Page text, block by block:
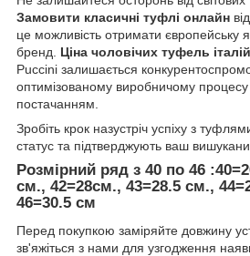
Замовити класичні туфлі онлайн
це можливість отримати європейську
бренд. Ціна чоловічих туфель
Puccini залишається
оптимізованому виробничому
постачанням.
Зробіть крок назустріч успіху з
статус та підтверджують ваш
Розмірний ряд з 40 по 46
см., 42=28см., 43=28.5 см.,
46=30.5 см
Перед покупкою заміряйте довжину
зв'яжіться з нами для узгодження